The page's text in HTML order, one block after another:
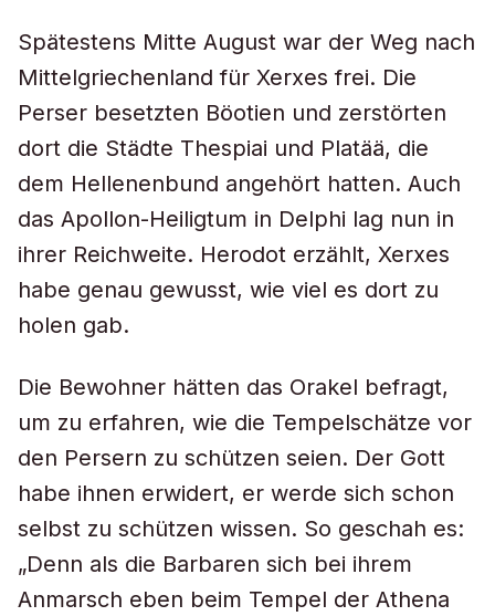
Spätestens Mitte August war der Weg nach
Mittelgriechenland für Xerxes frei. Die
Perser besetzten Böotien und zerstörten
dort die Städte Thespiai und Platää, die
dem Hellenenbund angehört hatten. Auch
das Apollon-Heiligtum in Delphi lag nun in
ihrer Reichweite. Herodot erzählt, Xerxes
habe genau gewusst, wie viel es dort zu
holen gab.
Die Bewohner hätten das Orakel befragt,
um zu erfahren, wie die Tempelschätze vor
den Persern zu schützen seien. Der Gott
habe ihnen erwidert, er werde sich schon
selbst zu schützen wissen. So geschah es:
„Denn als die Barbaren sich bei ihrem
Anmarsch eben beim Tempel der Athena